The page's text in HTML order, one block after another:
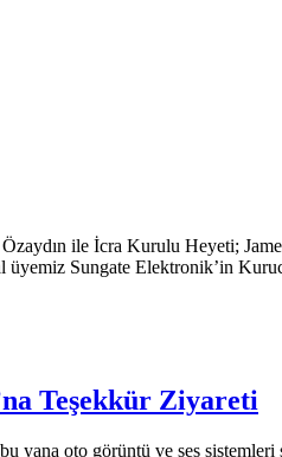
ile İcra Kurulu Heyeti;
Sungate Elektronik’in
Teşekkür Ziyareti
oto görüntü ve ses sistemleri